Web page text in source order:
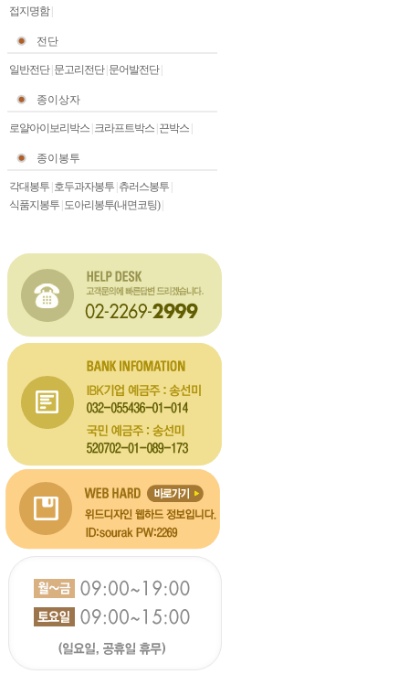
접지명함|
전단
일반전단| 문고리전단| 문어발전단|
종이상자
로얄아이보리박스 크라프트박스 끈박스
종이봉투
각대봉투 호두과자봉투 츄러스봉투
식품지봉투 도아리봉투(내면코팅)|